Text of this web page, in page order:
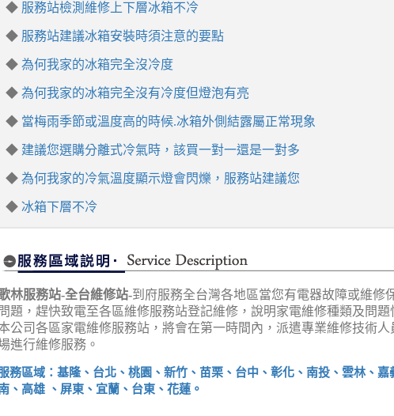
◆ 服務站檢測維修上下層冰箱不冷
◆ 服務站建議冰箱安裝時須注意的要點
◆ 為何我家的冰箱完全沒冷度
◆ 為何我家的冰箱完全沒有冷度但燈泡有亮
◆ 當梅雨季節或溫度高的時候.冰箱外側結露屬正常現象
◆ 建議您選購分離式冷氣時，該買一對一還是一對多
◆ 為何我家的冷氣溫度顯示燈會閃爍，服務站建議您
◆ 冰箱下層不冷
林服務站-全台維修站-到府服務全台灣各地區當您有電器故障或維修
問題，趕快致電至各區維修服務站登記維修，說明家電維修種類及問題
公司各區家電維修服務站，將會在第一時間內，派遣專業維修技術人
進行維修服務。
務區域：基隆、台北、桃園、新竹、苗栗、台中、彰化、南投、雲林、嘉
、高雄 、屏東、宜蘭、台東、花蓮。